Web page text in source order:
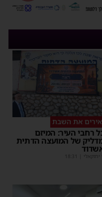
את השבת
רחבי העיר: המיזם
של המועצה הדתית
יחזקאלי 18:31